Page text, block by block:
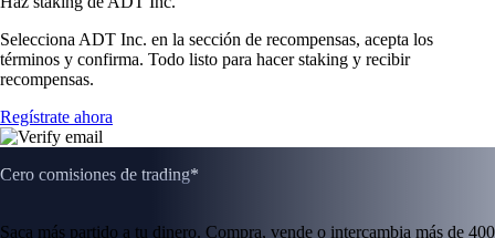
Selecciona ADT Inc. en la sección de recompensas, acepta los
términos y confirma. Todo listo para hacer staking y recibir
recompensas.
Regístrate ahora
Cero comisiones de trading*
Saca más partido a tu dinero. Compra, vende o intercambia más de 400